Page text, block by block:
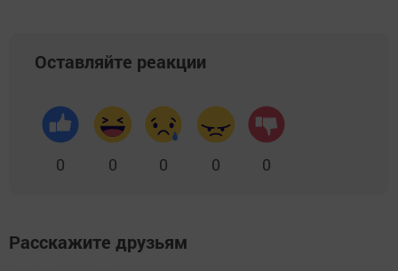
Оставляйте реакции
0 0 0 0 0
Расскажите друзьям